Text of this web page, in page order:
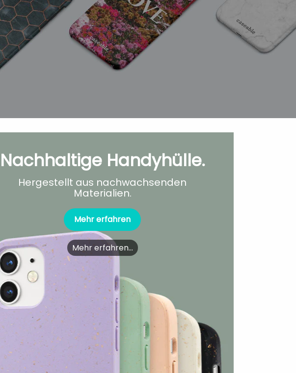
Nachhaltige Handyhülle.
Hergestellt aus nachwachsenden
Materialien.
Mehr erfahren
Mehr erfahren...